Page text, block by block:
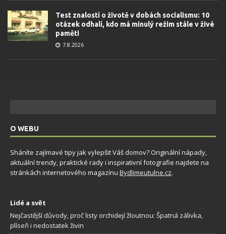
Test znalostí o životě v dobách socialismu: 10
otázek odhalí, kdo má minulý režim stále v živé
paměti
7.8.2026
O WEBU
Sháníte zajímavé tipy jak vylepšit Váš domov? Originální nápady,
aktuální trendy, praktické rady i inspirativní fotografie najdete na
stránkách internetového magazínu Bydlimeutulne.cz.
Lidé a svět
Nejčastější důvody, proč listy orchidejí žloutnou: Špatná zálivka,
plíseň i nedostatek živin